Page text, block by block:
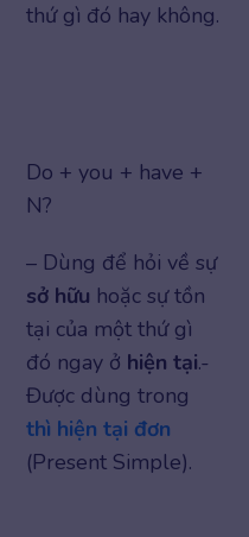
thứ gì đó hay không.
Do + you + have +
N?
– Dùng để hỏi về sự
sở hữu hoặc sự tồn
tại của một thứ gì
đó ngay ở hiện tại.-
Được dùng trong
thì hiện tại đơn
(Present Simple).